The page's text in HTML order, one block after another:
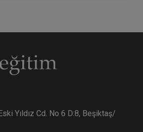
Yıldız Cd. No 6 D:8, Beşiktaş/